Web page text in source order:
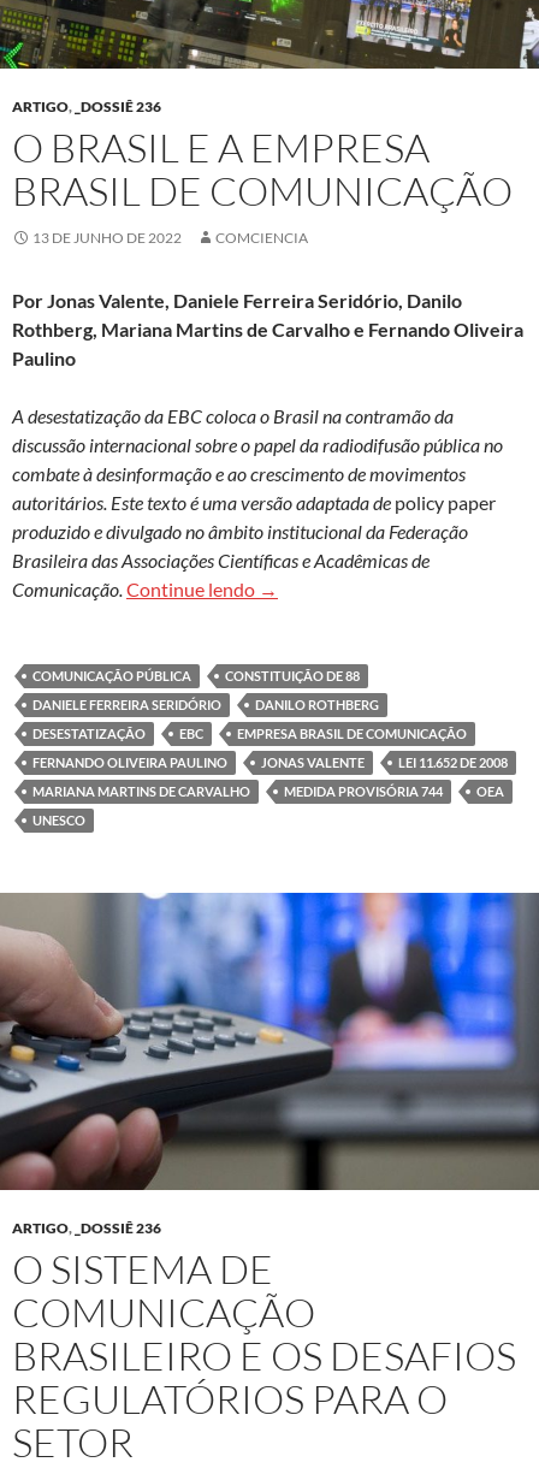
ARTIGO, _DOSSIÊ 236
O BRASIL E A EMPRESA
BRASIL DE COMUNICAÇÃO
13 DE JUNHO DE 2022 COMCIENCIA
Por Jonas Valente, Daniele Ferreira Seridório, Danilo
Rothberg, Mariana Martins de Carvalho e Fernando Oliveira
Paulino
A desestatização da EBC coloca o Brasil na contramão da
discussão internacional sobre o papel da radiodifusão pública no
combate à desinformação e ao crescimento de movimentos
autoritários. Este texto é uma versão adaptada de policy paper
produzido e divulgado no âmbito institucional da Federação
Brasileira das Associações Científicas e Acadêmicas de
Comunicação.Continue lendo O Brasil e a Empresa Brasil de
→
COMUNICAÇÃO PÚBLICA
CONSTITUIÇÃO DE 88
DANIELE FERREIRA SERIDÓRIO
DANILO ROTHBERG
DESESTATIZAÇÃO
EBC
EMPRESA BRASIL DE COMUNICAÇÃO
FERNANDO OLIVEIRA PAULINO
JONAS VALENTE
LEI 11.652 DE 2008
MARIANA MARTINS DE CARVALHO
MEDIDA PROVISÓRIA 744
OEA
UNESCO
ARTIGO, _DOSSIÊ 236
O SISTEMA DE
COMUNICAÇÃO
BRASILEIRO E OS DESAFIOS
REGULATÓRIOS PARA O
SETOR